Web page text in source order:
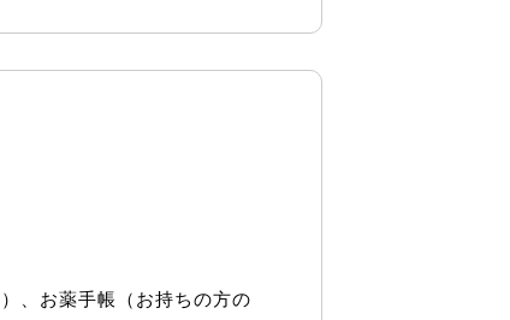
、お薬手帳（お持ちの方の